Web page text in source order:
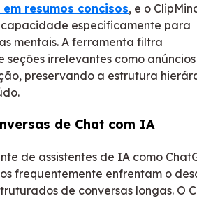
resumos concisos, e o
capacidade especificamente para
mentais. A ferramenta filtra
irrelevantes como
preservando a estrutura
de Chat com IA
de assistentes de IA como
frequentemente enfrentam o
de conversas longas. O